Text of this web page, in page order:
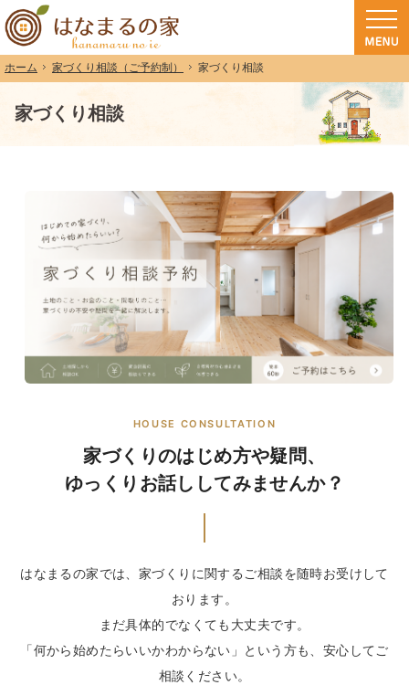
ホーム 家づくり相談（ご予約制） 家づくり相談
家づくり相談
和歌山（和歌山市・岩出市・海南市・紀の川市）で注文住宅(長期優良住宅・
注文住宅・高気密高断熱・長期優良住宅・ZEH・耐震なら（和歌山・和歌山市）
HOUSE CONSULTATION
家づくりのはじめ方や疑問、
ゆっくりお話ししてみませんか？
はなまるの家では、家づくりに関するご相談を随時お受けして
おります。
まだ具体的でなくても大丈夫です。
「何から始めたらいいかわからない」という方も、安心してご
相談ください。